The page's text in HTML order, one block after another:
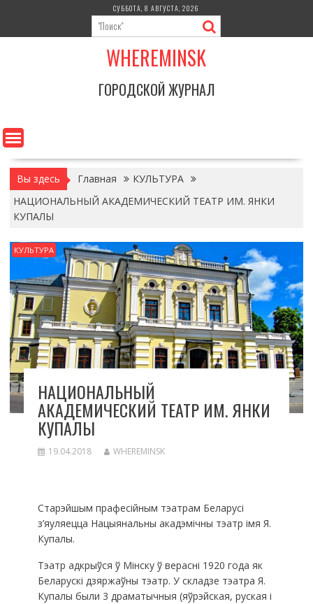
содержимому
СУББОТА, 8 АВГУСТА, 2026
WHEREMINSK
ГОРОДСКОЙ ЖУРНАЛ
Вы здесь Главная
КУЛЬТУРА
НАЦИОНАЛЬНЫЙ АКАДЕМИЧЕСКИЙ ТЕАТР ИМ. ЯНКИ
КУПАЛЫ
КУЛЬТУРА
НАЦИОНАЛЬНЫЙ
АКАДЕМИЧЕСКИЙ ТЕАТР ИМ. ЯНКИ
КУПАЛЫ
19.04.2018 WHEREMINSK
Старэйшым прафесійным тэатрам Беларусі
з’яуляецца Нацыянальны акадэмічны тэатр імя Я.
Купалы.
Тэатр адкрыўся ў Мінску ў верасні 1920 года як
Беларускі дзяржаўны тэатр. У складзе тэатра Я.
Купалы были 3 драматычныя (яўрэйская, руская і